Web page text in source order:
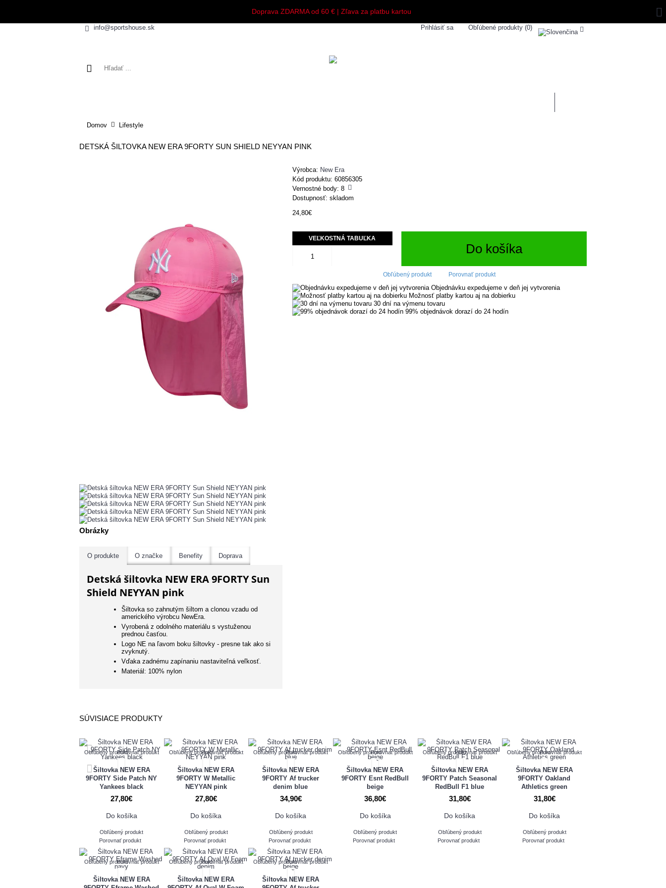
Doprava ZDARMA od 60 € | Zľava za platbu kartou
info@sportshouse.sk Prihlásiť sa Obľúbené produkty (0)
Domov Lifestyle
DETSKÁ ŠILTOVKA NEW ERA 9FORTY SUN SHIELD NEYYAN PINK
Obrázky
O produkte O značke Benefity Doprava
Detská šiltovka NEW ERA 9FORTY Sun
Shield NEYYAN pink
Šiltovka so zahnutým šiltom a clonou vzadu od
amerického výrobcu NewEra.
Vyrobená z odolného materiálu s vystuženou
prednou časťou.
Logo NE na ľavom boku šiltovky - presne tak ako si
zvyknutý.
Vďaka zadnému zapínaniu nastaviteľná veľkosť.
Materiál: 100% nylon
Výrobca: New Era
Kód produktu: 60856305
Vernostné body: 8
Dostupnosť: skladom
24,80€
VEĽKOSTNÁ TABUĽKA
Do košíka
Obľúbený produkt Porovnať produkt
Objednávku expedujeme v deň jej vytvorenia
Možnosť platby kartou aj na dobierku
30 dní na výmenu tovaru
99% objednávok dorazí do 24 hodín
SÚVISIACE PRODUKTY
Obľúbený produktPorovnať produkt
Šiltovka NEW ERA
9FORTY Side Patch NY
Yankees black
27,80€
Do košíka
Obľúbený produkt
Porovnať produkt
Obľúbený produktPorovnať produkt
Šiltovka NEW ERA
9FORTY W Metallic
NEYYAN pink
27,80€
Do košíka
Obľúbený produkt
Porovnať produkt
Obľúbený produktPorovnať produkt
Šiltovka NEW ERA
9FORTY Af trucker
denim blue
34,90€
Do košíka
Obľúbený produkt
Porovnať produkt
Obľúbený produktPorovnať produkt
Šiltovka NEW ERA
9FORTY Esnt RedBull
beige
36,80€
Do košíka
Obľúbený produkt
Porovnať produkt
Obľúbený produktPorovnať produkt
Šiltovka NEW ERA
9FORTY Patch Seasonal
RedBull F1 blue
31,80€
Do košíka
Obľúbený produkt
Porovnať produkt
Obľúbený produktPorovnať produkt
Šiltovka NEW ERA
9FORTY Oakland
Athletics green
31,80€
Do košíka
Obľúbený produkt
Porovnať produkt
Obľúbený produktPorovnať produkt
Šiltovka NEW ERA
Obľúbený produktPorovnať produkt
Šiltovka NEW ERA
Obľúbený produktPorovnať produkt
Šiltovka NEW ERA